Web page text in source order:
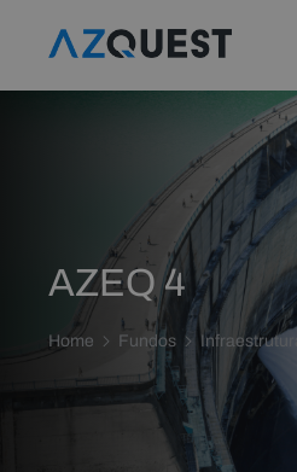
AZEQ 4
Home Fundos Infraestrutura